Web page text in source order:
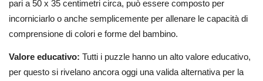
pari a 50 x 35 centimetri circa, può essere composto per
incorniciarlo o anche semplicemente per allenare le capacità di
comprensione di colori e forme del bambino.
Valore educativo: Tutti i puzzle hanno un alto valore educativo,
per questo si rivelano ancora oggi una valida alternativa per la